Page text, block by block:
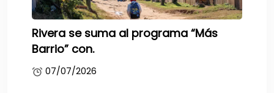
Rivera se suma al programa “Más
Barrio” con.
07/07/2026